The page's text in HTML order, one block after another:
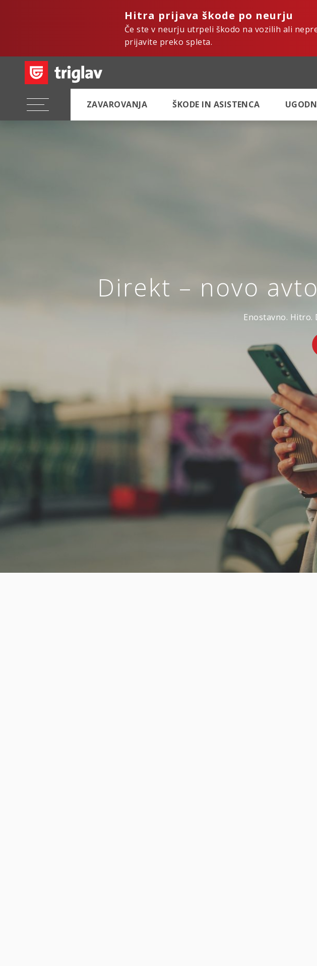
Hitra prijava škode po neurju
Če ste v neurju utrpeli škodo na vozilih ali
prijavite preko spleta.
ZAVAROVANJA ŠKODE IN ASISTENCA
Direkt – novo
Enostavno. Hitro.
Ker ste sklenili, da
Hitro.
ZAVAROVANJE
VSA